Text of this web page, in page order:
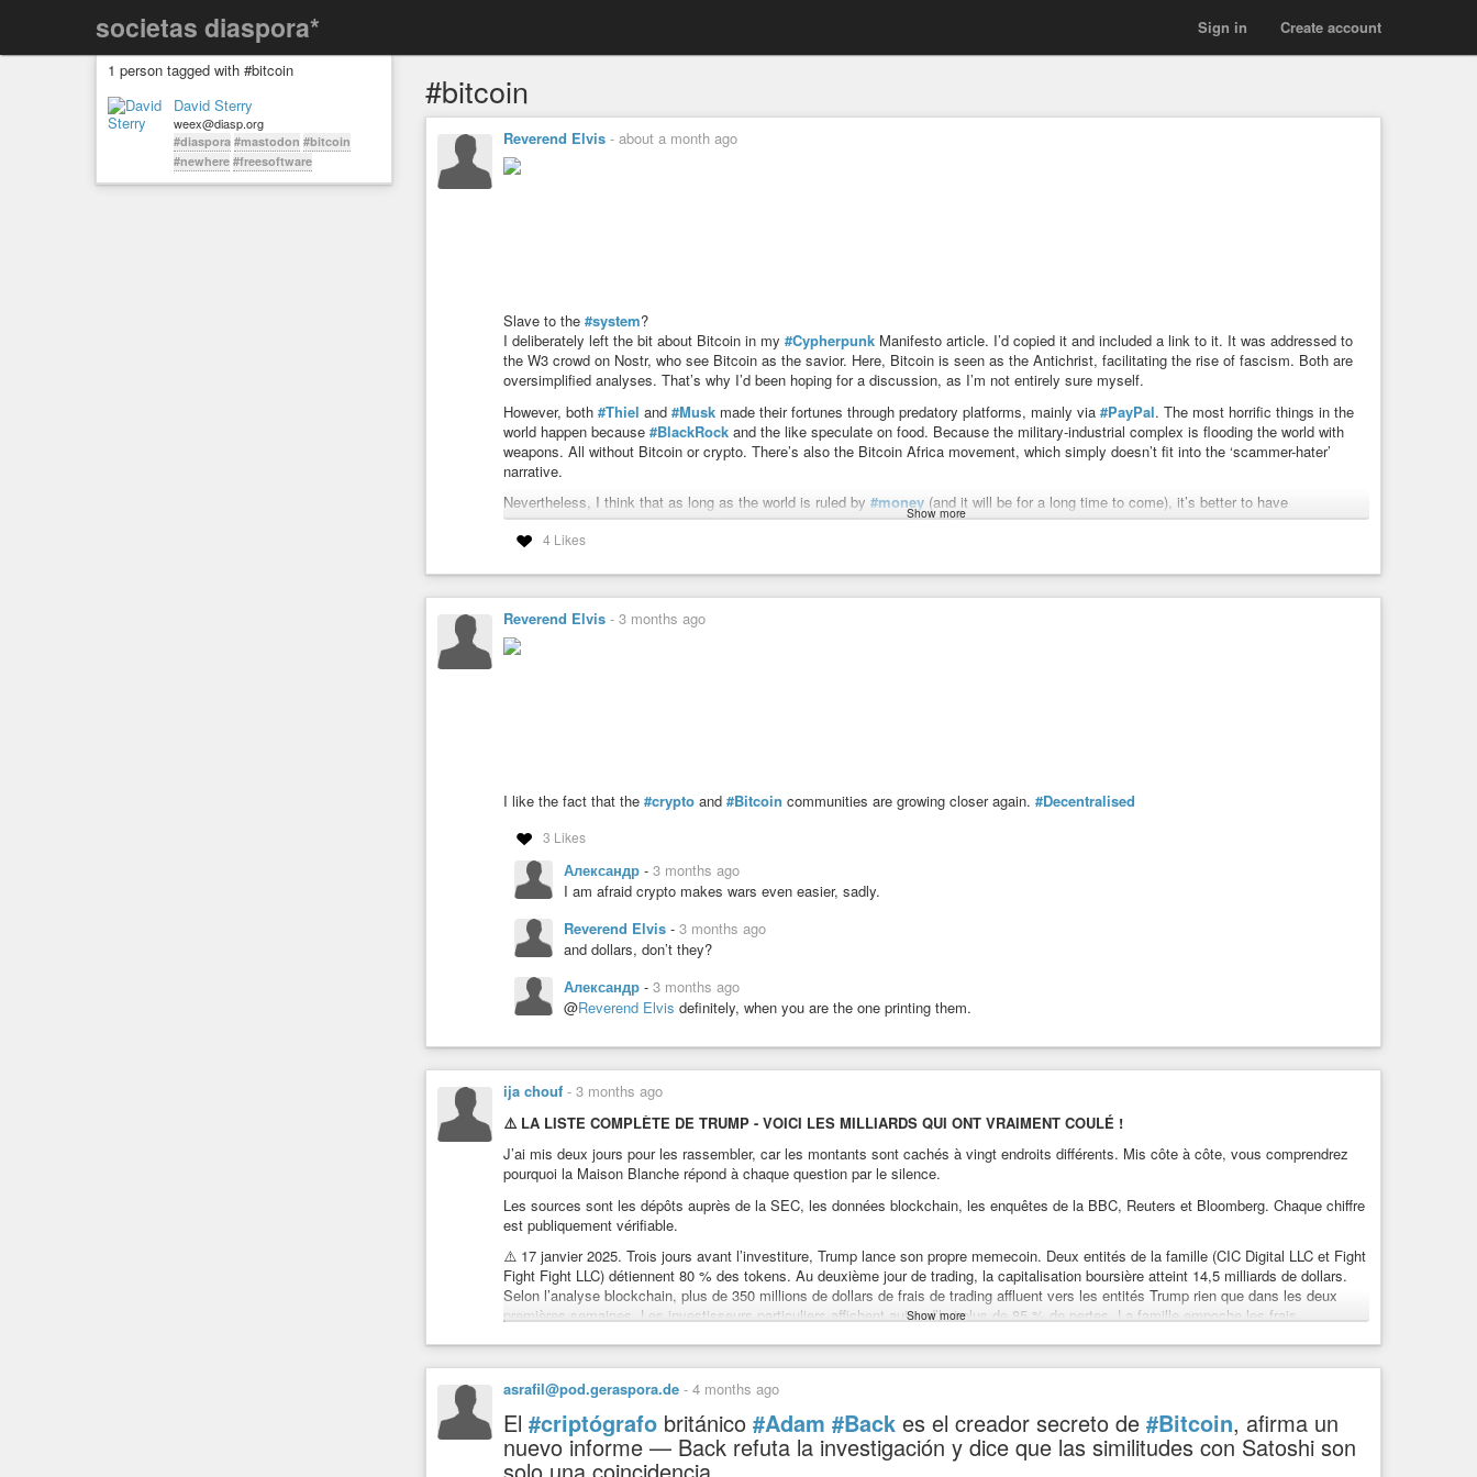
societas diaspora* Create account
Sign in
1 person tagged with #bitcoin
David Sterry
weex@diasp.org
#diaspora #mastodon #bitcoin
#newhere #freesoftware
#bitcoin
Reverend Elvis - about a month ago
Slave to the #system?
I deliberately left the bit about Bitcoin in my #Cypherpunk Manifesto article. I’d copied it and included a link to it. It was addressed to
the W3 crowd on Nostr, who see Bitcoin as the savior. Here, Bitcoin is seen as the Antichrist, facilitating the rise of fascism. Both are
oversimplified analyses. That’s why I’d been hoping for a discussion, as I’m not entirely sure myself.
However, both #Thiel and #Musk made their fortunes through predatory platforms, mainly via #PayPal. The most horrific things in the
world happen because #BlackRock and the like speculate on food. Because the military-industrial complex is flooding the world with
weapons. All without Bitcoin or crypto. There’s also the Bitcoin Africa movement, which simply doesn’t fit into the ‘scammer-hater’
narrative.
Nevertheless, I think that as long as the world is ruled by #money (and it will be for a long time to come), it’s better to have
decentralized money than#centralizedmoney managed by states or companies. In Germany, they say, ‘Money doesn’t stink’. With
money, you can buy flowers for your loved one or weapons to fight the enemy.
The dollar and the euro are ultimately controlled by a select few… Crypto could, if viewed positively, be#democratic. I think this is a
Think in terms of
#structures, not
https://word.undead-network.de/2026/07/07/slave-to-the-system/
Show more
4 Likes
Reverend Elvis - 3 months ago
I like the fact that the #crypto and #Bitcoin communities are growing closer again. #Decentralised
3 Likes
Александр - 3 months ago
I am afraid crypto makes wars even easier, sadly.
Reverend Elvis - 3 months ago
and dollars, don’t they?
Александр - 3 months ago
@Reverend Elvis definitely, when you are the one printing them.
ija chouf - 3 months ago
⚠️ LA LISTE COMPLÈTE DE TRUMP - VOICI LES MILLIARDS QUI ONT VRAIMENT COULÉ !
J’ai mis deux jours pour les rassembler, car les montants sont cachés à vingt endroits différents. Mis côte à côte, vous comprendrez
pourquoi la Maison Blanche répond à chaque question par le silence.
Les sources sont les dépôts auprès de la SEC, les données blockchain, les enquêtes de la BBC, Reuters et Bloomberg. Chaque chiffre
est publiquement vérifiable.
⚠️ 17 janvier 2025. Trois jours avant l’investiture, Trump lance son propre memecoin. Deux entités de la famille (CIC Digital LLC et Fight
Fight Fight LLC) détiennent 80 % des tokens. Au deuxième jour de trading, la capitalisation boursière atteint 14,5 milliards de dollars.
Selon l’analyse blockchain, plus de 350 millions de dollars de frais de trading affluent vers les entités Trump rien que dans les deux
premières semaines. Les investisseurs particuliers affichent aujourd’hui plus de 85 % de pertes. La famille empoche les frais.
⚠️ 19 janvier. Deux jours plus tard arrive le token Melania. Pic à 13 dollars, aujourd’hui 15 cents. Chute de 99 %. Les initiés positionnés
avant le lancement ont empoché des dizaines de millions. Comme toujours, personne ne sait qui c’était.
⚠️ World Liberty Financial. Le projet DeFi de la famille Trump. 550 millions de dollars levés lors de la vente de tokens, environ 300
millions venant de l’étranger. La famille empoche 75 % des revenus. Justin Sun investit 75 millions et peu après, la SEC suspend
l’enquête contre lui. Eric Trump déclare littéralement dans une interview : WLFI a généré des centaines de millions pour la famille.
⚠️ Mars 2025. WLFI lance le stablecoin USD1. En quelques semaines, la capitalisation boursière bondit à 2,2 milliards de dollars. MGX
Show more
asrafil@pod.geraspora.de - 4 months ago
El #criptógrafo británico #Adam #Back es el creador secreto de #Bitcoin, afirma un
nuevo informe — Back refuta la investigación y dice que las similitudes con Satoshi son